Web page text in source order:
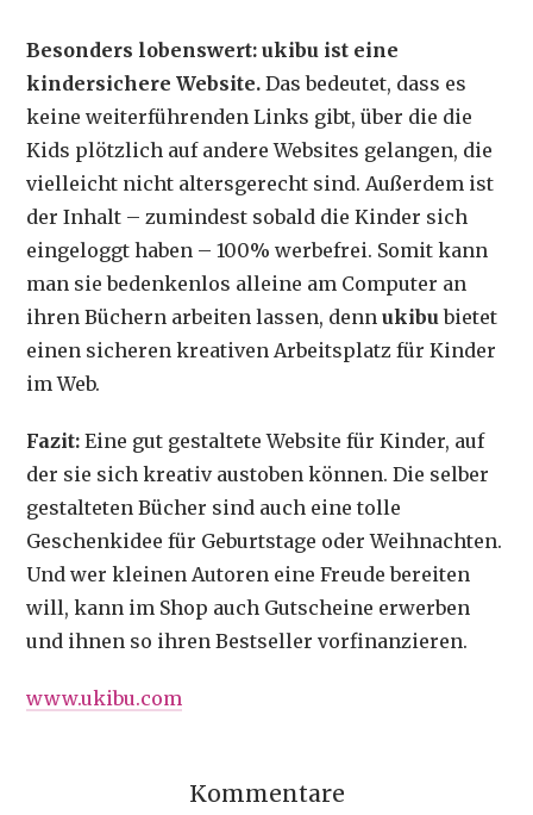
Besonders lobenswert: ukibu ist eine
kindersichere Website. Das bedeutet, dass es
keine weiterführenden Links gibt, über die die
Kids plötzlich auf andere Websites gelangen, die
vielleicht nicht altersgerecht sind. Außerdem ist
der Inhalt – zumindest sobald die Kinder sich
eingeloggt haben – 100% werbefrei. Somit kann
man sie bedenkenlos alleine am Computer an
ihren Büchern arbeiten lassen, dennukibu bietet
einen sicheren kreativen Arbeitsplatz für Kinder
im Web.
Fazit: Eine gut gestaltete Website für Kinder, auf
der sie sich kreativ austoben können. Die selber
gestalteten Bücher sind auch eine tolle
Geschenkidee für Geburtstage oder Weihnachten.
Und wer kleinen Autoren eine Freude bereiten
will, kann im Shop auch Gutscheine erwerben
und ihnen so ihren Bestseller vorfinanzieren.
www.ukibu.com
Kommentare